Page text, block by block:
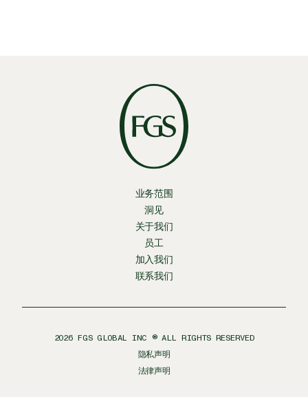
业务范围
洞见
关于我们
员工
加入我们
联系我们
2026 FGS GLOBAL INC ® ALL RIGHTS RESERVED
隐私声明
法律声明